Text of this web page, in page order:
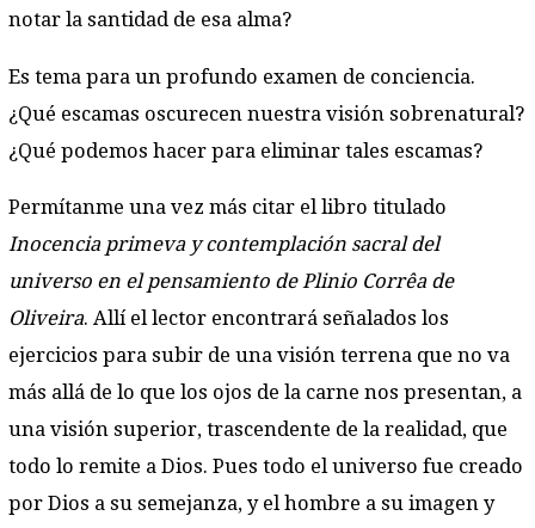
notar la santidad de esa alma?
Es tema para un profundo examen de conciencia.
¿Qué escamas oscurecen nuestra visión sobrenatural?
¿Qué podemos hacer para eliminar tales escamas?
Permítanme una vez más citar el libro titulado
Inocencia primeva y contemplación sacral del
universo en el pensamiento de Plinio Corrêa de
Oliveira. Allí el lector encontrará señalados los
ejercicios para subir de una visión terrena que no va
más allá de lo que los ojos de la carne nos presentan, a
una visión superior, trascendente de la realidad, que
todo lo remite a Dios. Pues todo el universo fue creado
por Dios a su semejanza, y el hombre a su imagen y